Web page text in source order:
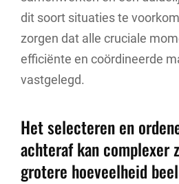
dit soort situaties te
zorgen dat alle cruciale
efficiënte en coördineerde
vastgelegd.
Het selecteren en
achteraf kan complexer
grotere hoeveelheid